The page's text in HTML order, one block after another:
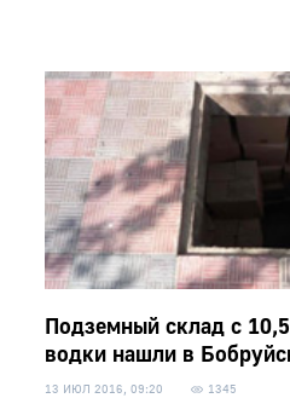
Подземный склад с
водки нашли в
13 ИЮЛ 2016, 09:20 1345